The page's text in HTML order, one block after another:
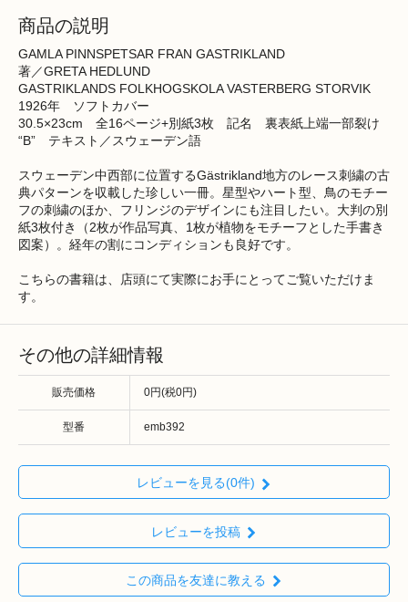
商品の説明
GAMLA PINNSPETSAR FRAN GASTRIKLAND
著／GRETA HEDLUND
GASTRIKLANDS FOLKHOGSKOLA VASTERBERG STORVIK
1926年 ソフトカバー
30.5×23cm 全16ページ+別紙3枚 記名 裏表紙上端一部裂け
“B” テキスト／スウェーデン語
スウェーデン中西部に位置するGästrikland地方のレース刺繍の古
典パターンを収載した珍しい一冊。星型やハート型、鳥のモチー
フの刺繍のほか、フリンジのデザインにも注目したい。大判の別
紙3枚付き（2枚が作品写真、1枚が植物をモチーフとした手書き
図案）。経年の割にコンディションも良好です。
こちらの書籍は、店頭にて実際にお手にとってご覧いただけま
す。
その他の詳細情報
販売価格 0円(税0円)
型番 emb392
レビューを見る(0件)
レビューを投稿
この商品を友達に教える